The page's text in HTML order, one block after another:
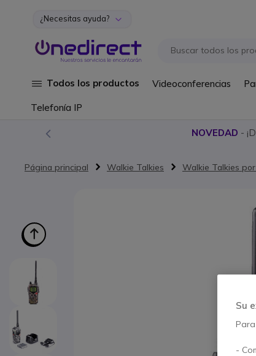
Ir al contenido
¿Necesitas ayuda?
Todos los productos Videoconferencias
Telefonía IP
NOVEDAD -
Página principal Walkie Talkies Walkie Talkies
Su
-